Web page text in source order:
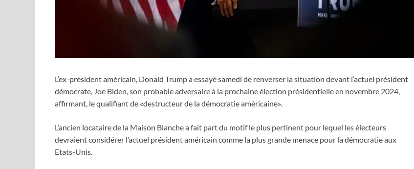
L’ex-président américain, Donald Trump a essayé samedi de renverser la situation devant l’actuel président
démocrate, Joe Biden, son probable adversaire à la prochaine élection présidentielle en novembre 2024,
affirmant, le qualifiant de «destructeur de la démocratie américaine».
L’ancien locataire de la Maison Blanche a fait part du motif le plus pertinent pour lequel les électeurs
devraient considérer l’actuel président américain comme la plus grande menace pour la démocratie aux
Etats-Unis.